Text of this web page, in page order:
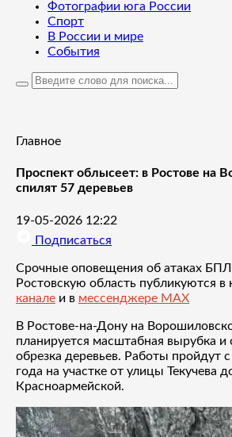
Фотографии юга России
Спорт
В России и мире
События
Главное
Проспект облысеет: в Ростове на
спилят 57 деревьев
19-05-2026 12:22
Подписаться
Срочные оповещения об атаках
Ростовскую область публикуются в
канале и в мессенджере MAX
В Ростове-на-Дону на
планируется масштабная вырубка и
обрезка деревьев. Работы пройдут
года на участке от улицы Текучева
Красноармейской.